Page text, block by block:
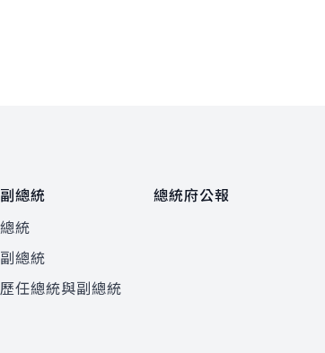
總統
統
總統
任總統與副總統
總統府公報